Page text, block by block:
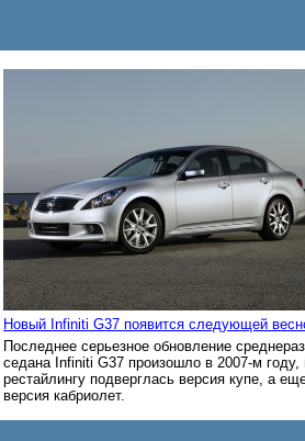
Новый Infiniti G37 появится следующей
Последнее серьезное обновление
седана Infiniti G37 произошло в 2007-м году,
рестайлингу подверглась версия купе, а
версия кабриолет.